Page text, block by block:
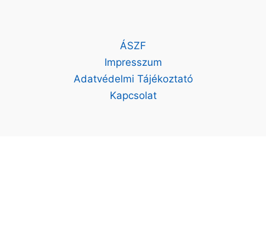
ÁSZF
Impresszum
Adatvédelmi Tájékoztató
Kapcsolat